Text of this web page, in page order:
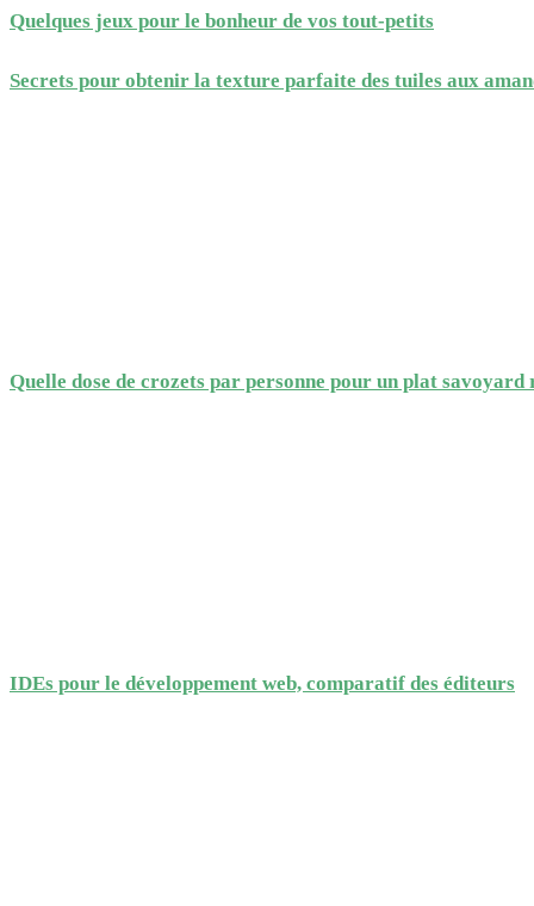
Quelques jeux pour le bonheur de vos tout-petits
Secrets pour obtenir la texture parfaite des tuiles aux
Quelle dose de crozets par personne pour un plat savoyard
IDEs pour le développement web, comparatif des éditeurs